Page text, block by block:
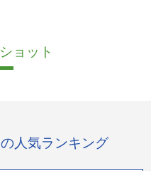
ョット
人気ランキング